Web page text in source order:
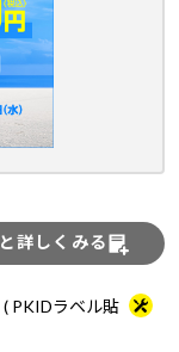
詳しくみる
PKIDラベル貼